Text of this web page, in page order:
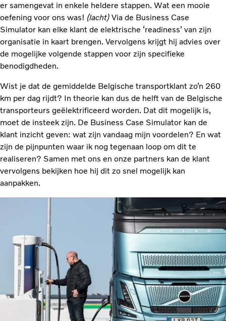
er samengevat in enkele heldere stappen. Wat een mooie
oefening voor ons was! (lacht) Via de Business Case
Simulator kan elke klant de elektrische ‘readiness’ van zijn
organisatie in kaart brengen. Vervolgens krijgt hij advies over
de mogelijke volgende stappen voor zijn specifieke
benodigdheden.
Wist je dat de gemiddelde Belgische transportklant zo’n 260
km per dag rijdt? In theorie kan dus de helft van de Belgische
transporteurs geëlektrificeerd worden. Dat dit mogelijk is,
moet de insteek zijn. De Business Case Simulator kan de
klant inzicht geven: wat zijn vandaag mijn voordelen? En wat
zijn de pijnpunten waar ik nog tegenaan loop om dit te
realiseren? Samen met ons en onze partners kan de klant
vervolgens bekijken hoe hij dit zo snel mogelijk kan
aanpakken.